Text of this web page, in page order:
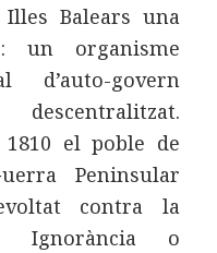
Balears una
un organisme
d’auto-govern
el poble de
Peninsular
contra la
Ignorància o